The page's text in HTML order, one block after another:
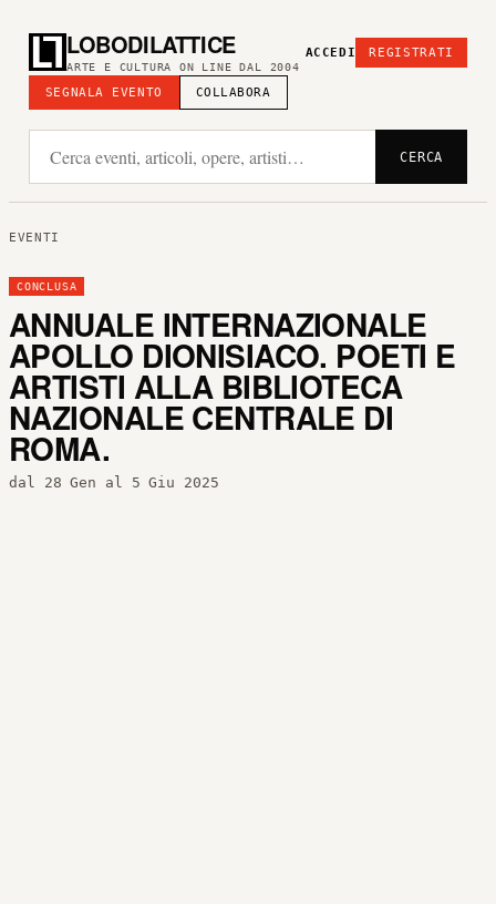
LOBODILATTICE
ARTE E CULTURA ON LINE DAL 2004
SEGNALA EVENTO COLLABORA
ACCEDI REGISTRATI
CERCA
EVENTI
CONCLUSA
ANNUALE INTERNAZIONALE
APOLLO DIONISIACO. POETI E
ARTISTI ALLA BIBLIOTECA
NAZIONALE CENTRALE DI
ROMA.
dal 28 Gen al 5 Giu 2025